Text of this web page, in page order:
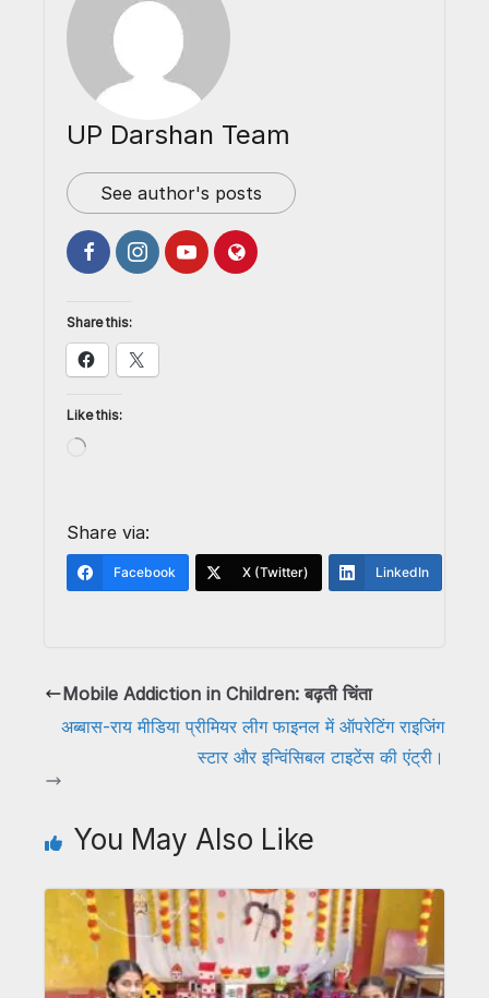
UP Darshan Team
See author's posts
Share this:
Like this:
Share via:
Facebook X (Twitter) LinkedIn
Mobile Addiction in Children: बढ़ती चिंता
अब्बास-राय मीडिया प्रीमियर लीग फाइनल में ऑपरेटिंग राइजिंग
स्टार और इन्विंसिबल टाइटेंस की एंट्री।
You May Also Like